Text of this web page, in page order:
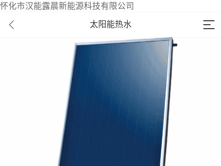
怀化市汉能露晨新能源科技有限公司
太阳能热水